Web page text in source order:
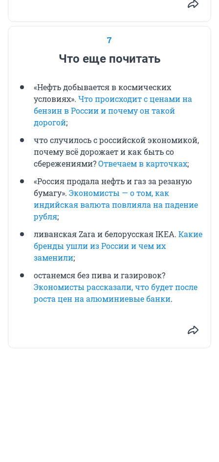
7
Что еще почитать
«Нефть добывается в космических
условиях». Что происходит с ценами на
бензин в России и почему он такой
дорогой;
что случилось с российской экономикой,
почему всё дорожает и как быть со
сбережениями?Отвечаем в карточках;
«Россия продала нефть и газ за резаную
бумагу». Экономисты — о том, как
индийская валюта повлияла на падение
рубля;
ливанская Zara и белорусская IKEA. Какие
бренды ушли из России и чем их
заменили;
останемся без пива и газировок?
Экономисты рассказали, что будет после
роста цен на алюминиевые банки.